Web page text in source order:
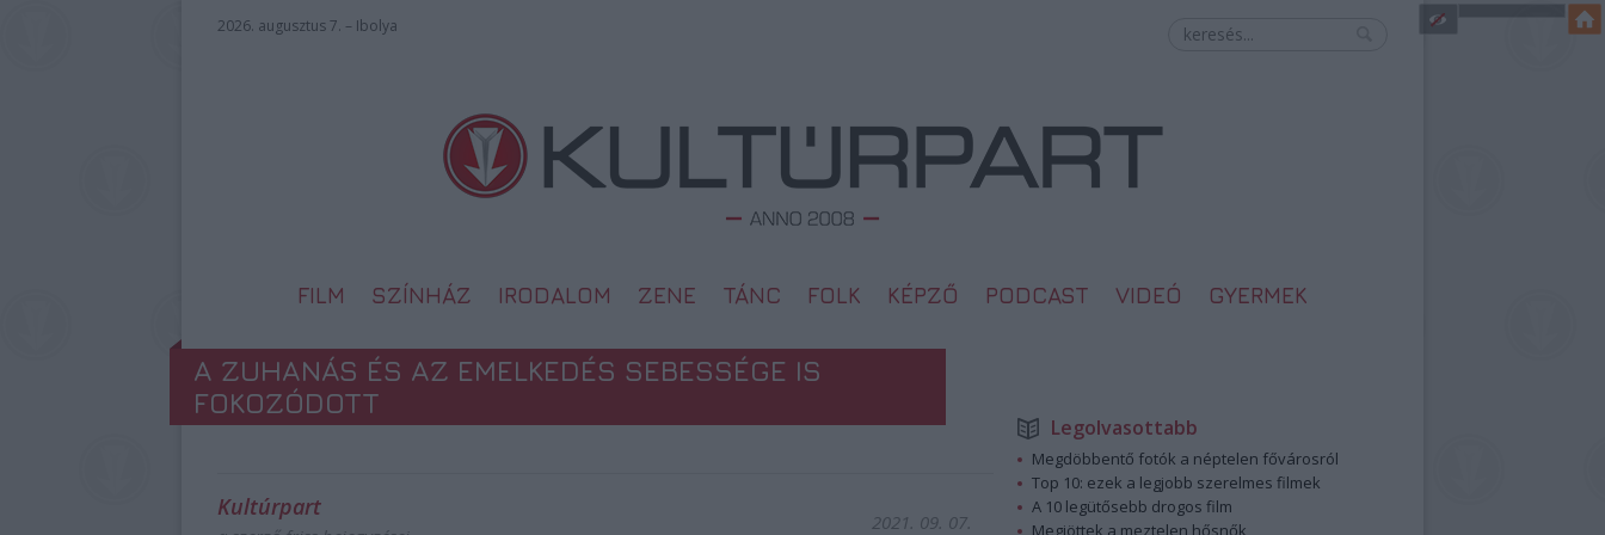
2026. augusztus 7. – Ibolya
FILM SZÍNHÁZ IRODALOM ZENE TÁNC FOLK KÉPZŐ PODCAST VIDEÓ GYERMEK
A ZUHANÁS ÉS AZ EMELKEDÉS SEBESSÉGE IS
FOKOZÓDOTT
Kultúrpart
2021. 09. 07.
Legolvasottabb
Megdöbbentő fotók a néptelen fővárosról
Top 10: ezek a legjobb szerelmes filmek
A 10 legütősebb drogos film
Megjöttek a meztelen hősnők